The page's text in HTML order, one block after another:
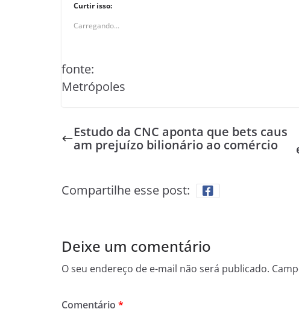
Curtir isso:
Carregando...
fonte:
Metrópoles
Estudo da CNC aponta que bets caus
am prejuízo bilionário ao comércio
Compartilhe esse post:
Deixe um comentário
O seu endereço de e-mail não será publicado.
Comentário *